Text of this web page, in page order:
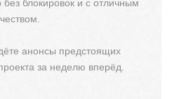
блокировок и с отличным
анонсы предстоящих
за неделю вперёд.